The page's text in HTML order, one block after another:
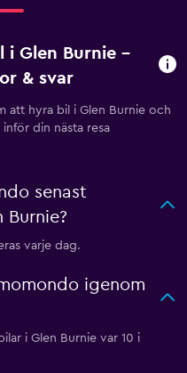
Glen Burnie –
& svar
att hyra bil i Glen Burnie och
din nästa resa
senast
Burnie?
varje dag.
igenom
i Glen Burnie var 10 i